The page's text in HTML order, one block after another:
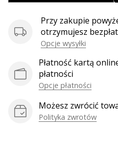
do
Ambasador
Marki.
Pokaż
Przy zakupie
otrzymujesz
Opcje wysyłki
Płatność kartą
płatności
Opcje płatności
Możesz zwrócić
Polityka zwrotów